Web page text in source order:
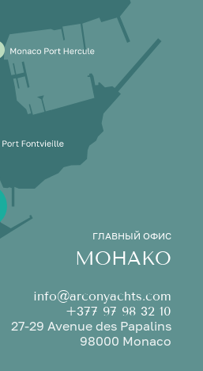
ГЛАВНЫЙ ОФИС
МОНАКО
info@arconyachts.com
+377 97 98 32 10
27-29 Avenue des Papalins
98000 Monaco